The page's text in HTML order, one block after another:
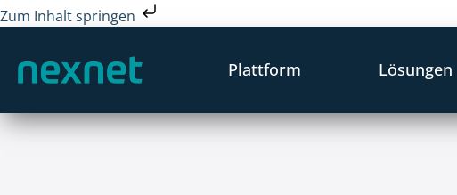
Zum Inhalt springen
Plattform Lösungen